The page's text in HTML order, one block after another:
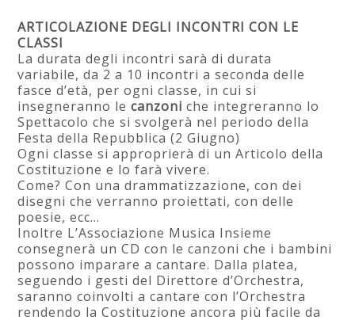
ARTICOLAZIONE DEGLI INCONTRI CON LE
CLASSI
La durata degli incontri sarà di durata
variabile, da 2 a 10 incontri a seconda delle
fasce d’età, per ogni classe, in cui si
insegneranno le canzoni che integreranno lo
Spettacolo che si svolgerà nel periodo della
Festa della Repubblica (2 Giugno)
Ogni classe si approprierà di un Articolo della
Costituzione e lo farà vivere.
Come? Con una drammatizzazione, con dei
disegni che verranno proiettati, con delle
poesie, ecc…
Inoltre L’Associazione Musica Insieme
consegnerà un CD con le canzoni che i bambini
possono imparare a cantare. Dalla platea,
seguendo i gesti del Direttore d’Orchestra,
saranno coinvolti a cantare con l’Orchestra
rendendo la Costituzione ancora più facile da